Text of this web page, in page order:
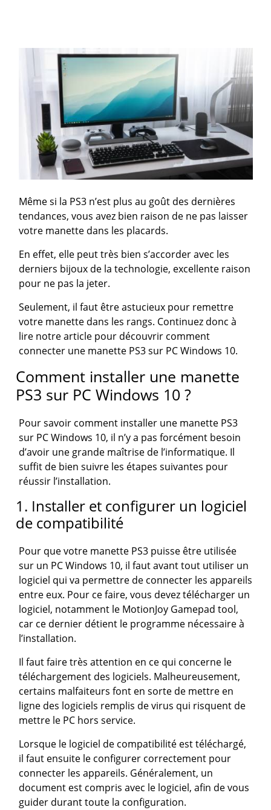
Même si la PS3 n’est plus au goût des dernières
tendances, vous avez bien raison de ne pas laisser
votre manette dans les placards.
En effet, elle peut très bien s’accorder avec les
derniers bijoux de la technologie, excellente raison
pour ne pas la jeter.
Seulement, il faut être astucieux pour remettre
votre manette dans les rangs. Continuez donc à
lire notre article pour découvrir comment
connecter une manette PS3 sur PC Windows 10.
Comment installer une manette
PS3 sur PC Windows 10 ?
Pour savoir comment installer une manette PS3
sur PC Windows 10, il n’y a pas forcément besoin
d’avoir une grande maîtrise de l’informatique. Il
suffit de bien suivre les étapes suivantes pour
réussir l’installation.
1. Installer et configurer un logiciel
de compatibilité
Pour que votre manette PS3 puisse être utilisée
sur un PC Windows 10, il faut avant tout utiliser un
logiciel qui va permettre de connecter les appareils
entre eux. Pour ce faire, vous devez télécharger un
logiciel, notamment le MotionJoy Gamepad tool,
car ce dernier détient le programme nécessaire à
l’installation.
Il faut faire très attention en ce qui concerne le
téléchargement des logiciels. Malheureusement,
certains malfaiteurs font en sorte de mettre en
ligne des logiciels remplis de virus qui risquent de
mettre le PC hors service.
Lorsque le logiciel de compatibilité est téléchargé,
il faut ensuite le configurer correctement pour
connecter les appareils. Généralement, un
document est compris avec le logiciel, afin de vous
guider durant toute la configuration.